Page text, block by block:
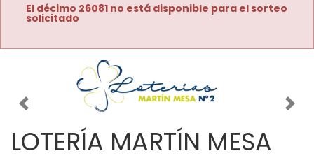
El décimo 26081 no está disponible para el sorteo
solicitado
Imagen anterior
LOTERÍA MARTÍN MESA